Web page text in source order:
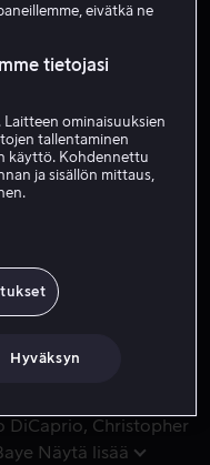
€
€
Yhdysvaltain
Yhdysvaltain
ja ennen kuin
suuressa
DiCaprio
Christopher
Näytä lisää
eivätkä ne
tietojasi
ominaisuuksien
tallentaminen
käyttö. Kohdennettu
ja sisällön mittaus,
Hyväksyn